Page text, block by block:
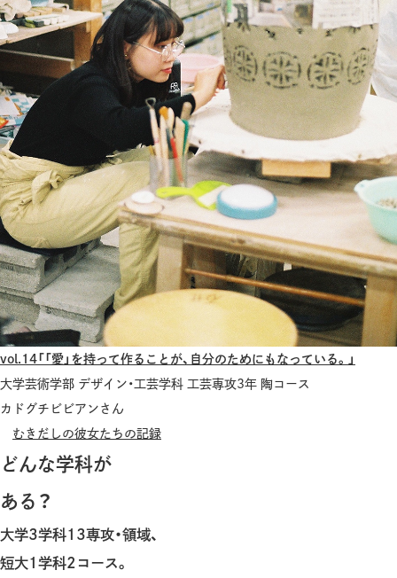
vol.14「「愛」を持って作ることが、自分のためにもなっている。」
大学芸術学部 デザイン・工芸学科 工芸専攻3年 陶コース
カドグチビビアンさん
むきだしの彼女たちの記録
どんな学科が
ある？
大学3学科13専攻・領域、
短大1学科2コース。